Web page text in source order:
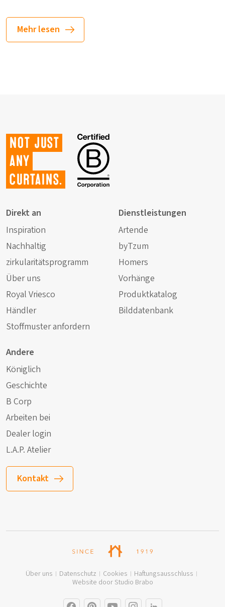
Mehr lesen
Not just
any
curtains.
Direkt an
Inspiration
Nachhaltig
zirkularitätsprogramm
Über uns
Royal Vriesco
Händler
Stoffmuster anfordern
Dienstleistungen
Artende
byTzum
Homers
Vorhänge
Produktkatalog
Bilddatenbank
Andere
Königlich
Geschichte
B Corp
Arbeiten bei
Dealer login
L.A.P. Atelier
Kontakt
Über uns Datenschutz Cookies
Haftungsausschluss
Website door Studio Brabo